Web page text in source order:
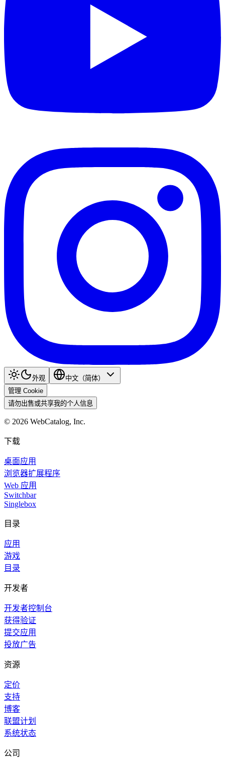
外观
中文（简体）
管理 Cookie
请勿出售或共享我的个人信息
© 2026 WebCatalog, Inc.
下载
桌面应用
浏览器扩展程序
Web 应用
Switchbar
Singlebox
目录
应用
游戏
目录
开发者
开发者控制台
获得验证
提交应用
投放广告
资源
定价
支持
博客
联盟计划
系统状态
公司